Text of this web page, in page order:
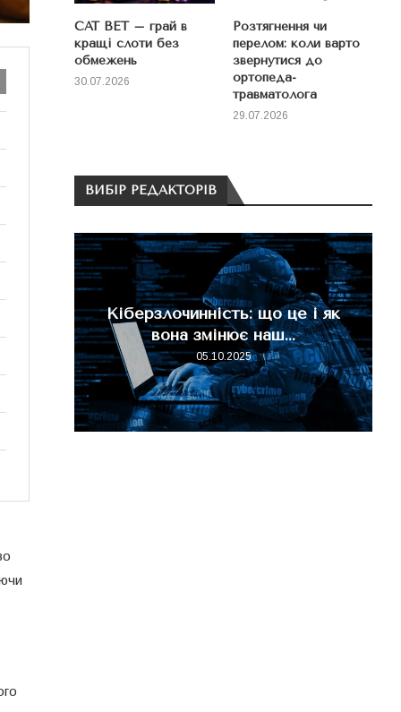
CAT BET – грай в
кращі слоти без
обмежень
30.07.2026
Розтягнення чи
перелом: коли варто
звернутися до
ортопеда-
травматолога
29.07.2026
ВИБІР РЕДАКТОРІВ
Кіберзлочинність: що це і як
вона змінює наш...
05.10.2025